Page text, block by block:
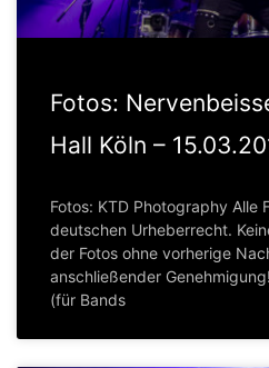
Fotos:
Hall Köln –
Fotos: KTD Photography Alle
deutschen Urheberrecht.
der Fotos ohne vorherige
anschließender
(für Bands